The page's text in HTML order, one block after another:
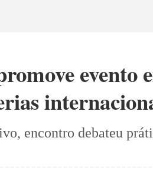
evento
encontro debateu